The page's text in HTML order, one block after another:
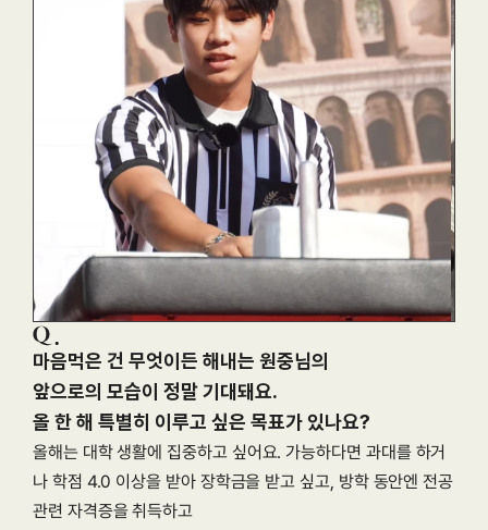
마음먹은 건 무엇이든 해내는 원중님의
앞으로의 모습이 정말 기대돼요.
올해는 대학 생활에 집중하고 싶어요. 가능하다면 과대를 하거
나 학점 4.0 이상을 받아 장학금을 받고 싶고, 방학 동안엔 전공
관련 자격증을 취득하고